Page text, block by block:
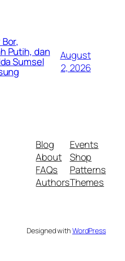
Putih, dan
Sumsel
August
2, 2026
Blog
About
FAQs
Authors
Events
Shop
Patterns
Themes
Designed withWordPress